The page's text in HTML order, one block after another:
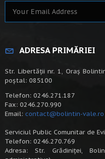
ADRESA PRIMĂRIEI
Str. Libertății nr. 1, Oraș
poștal: 085100
Telefon: 0246.271.187
Fax: 0246.270.990
Email: contact@bolintin-vale.ro
Serviciul Public Comunitar de
Telefon: 0246.270.769
Adresa: Str. Grădiniței,